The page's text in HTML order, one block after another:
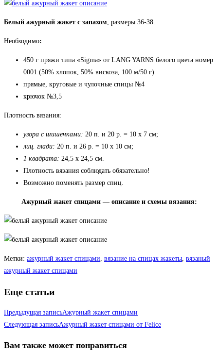
Белый ажурный жакет с запахом, размеры 36-38.
Необходимо:
450 г пряжи типа «Sigma» от LANG YARNS белого цвета номер
0001 (50% хлопок, 50% вискоза, 100 м/50 г)
прямые, круговые и чулочные спицы №4
крючок №3,5
Плотность вязания:
узора с шишечками: 20 п. и 20 р. = 10 х 7 см;
лиц. глади: 20 п. и 26 р. = 10 х 10 см;
1 квадрата: 24,5 х 24,5 см.
Плотность вязания соблюдать обязательно!
Возможно поменять размер спиц.
Ажурный жакет спицами — описание и схемы вязания:
Метки: ажурный жакет спицами, вязание на спицах жакеты, вязаный
ажурный жакет спицами
Еще статьи
Предыдущая записьАжурный жакет спицами
Следующая записьАжурный жакет спицами от Felice
Вам также может понравиться